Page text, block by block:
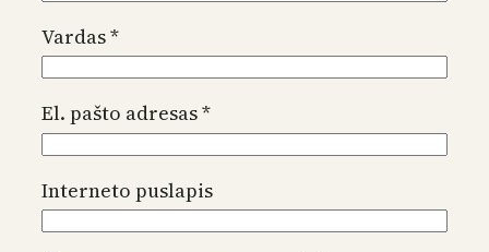
Vardas*
El. pašto adresas*
Interneto puslapis